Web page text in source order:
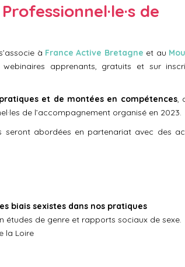
de
à France Active Bretagne et au
apprenants, gratuits et sur
et de montées en compétences,
de l’accompagnement organisé en 2023.
seront abordées en partenariat avec des
biais sexistes dans nos pratiques
études de genre et rapports sociaux de sexe.
la Loire